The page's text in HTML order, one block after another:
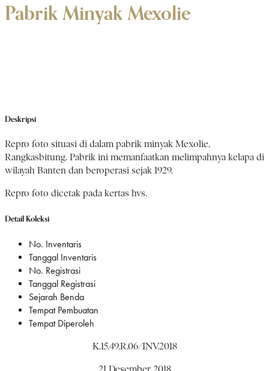
Pabrik Minyak Mexolie
Deskripsi
Repro foto situasi di dalam pabrik minyak Mexolie,
Rangkasbitung. Pabrik ini memanfaatkan melimpahnya kelapa di
wilayah Banten dan beroperasi sejak 1929.
Repro foto dicetak pada kertas hvs.
Detail Koleksi
No. Inventaris
Tanggal Inventaris
No. Registrasi
Tanggal Registrasi
Sejarah Benda
Tempat Pembuatan
Tempat Diperoleh
K.15.49.R.06/INV.2018